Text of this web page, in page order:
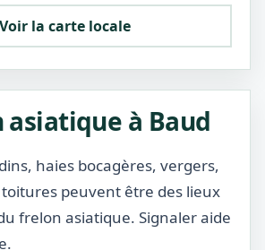
Voir la carte locale
asiatique à Baud
haies bocagères, vergers,
peuvent être des lieux
frelon asiatique. Signaler aide